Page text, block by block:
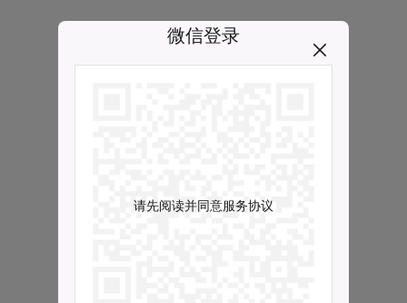
微信登录
请先阅读并同意服务协议